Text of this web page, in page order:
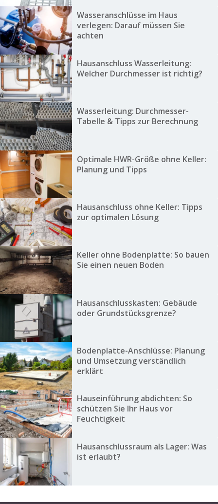
Wasseranschlüsse im Haus
verlegen: Darauf müssen Sie
achten
Hausanschluss Wasserleitung:
Welcher Durchmesser ist richtig?
Wasserleitung: Durchmesser-
Tabelle & Tipps zur Berechnung
Optimale HWR-Größe ohne Keller:
Planung und Tipps
Hausanschluss ohne Keller: Tipps
zur optimalen Lösung
Keller ohne Bodenplatte: So bauen
Sie einen neuen Boden
Hausanschlusskasten: Gebäude
oder Grundstücksgrenze?
Bodenplatte-Anschlüsse: Planung
und Umsetzung verständlich
erklärt
Hauseinführung abdichten: So
schützen Sie Ihr Haus vor
Feuchtigkeit
Hausanschlussraum als Lager: Was
ist erlaubt?